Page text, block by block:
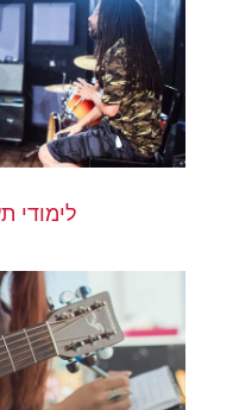
לימודי